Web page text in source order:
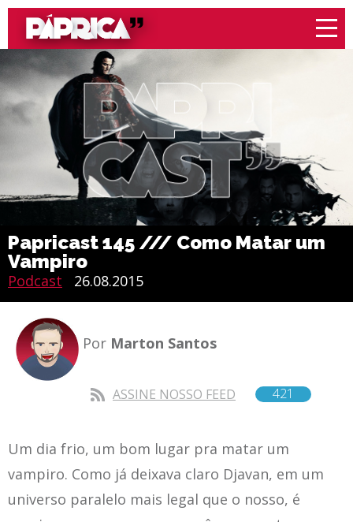
Papricast 145 /// Como Matar um
Vampiro
Podcast 26.08.2015
Por Marton Santos
ASSINE NOSSO FEED 421
Um dia frio, um bom lugar pra matar um
vampiro. Como já deixava claro Djavan, em um
universo paralelo mais legal que o nosso, é